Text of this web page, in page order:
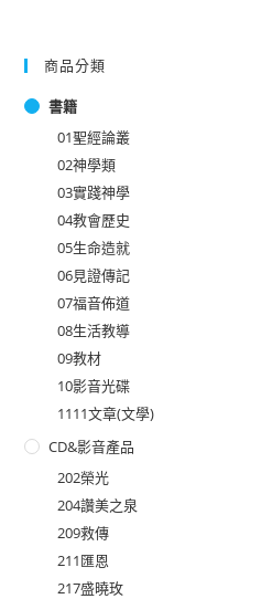
商品分類
書籍
01聖經論叢
02神學類
03實踐神學
04教會歷史
05生命造就
06見證傳記
07福音佈道
08生活教導
09教材
10影音光碟
1111文章(文學)
CD&影音產品
202榮光
204讚美之泉
209救傳
211匯恩
217盛曉玫